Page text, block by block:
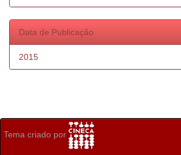
Data de Publicação
2015
Tema criado por